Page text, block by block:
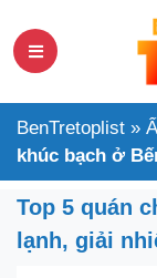
BenTretoplist »
khúc bạch ở
Top 5 quán
lạnh, giải